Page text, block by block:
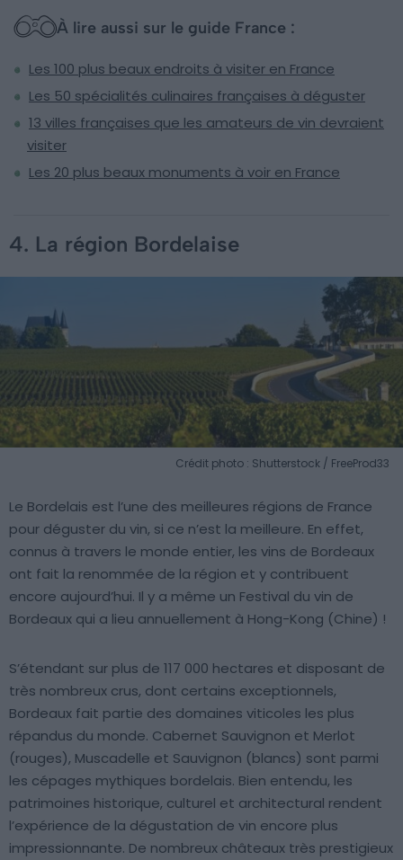
À lire aussi sur le guide France :
Les 100 plus beaux endroits à visiter en France
Les 50 spécialités culinaires françaises à déguster
13 villes françaises que les amateurs de vin devraient
visiter
Les 20 plus beaux monuments à voir en France
4. La région Bordelaise
Crédit photo : Shutterstock / FreeProd33
Le Bordelais est l’une des meilleures régions de France
pour déguster du vin, si ce n’est la meilleure. En effet,
connus à travers le monde entier, les vins de Bordeaux
ont fait la renommée de la région et y contribuent
encore aujourd’hui. Il y a même un Festival du vin de
Bordeaux qui a lieu annuellement à Hong-Kong (Chine) !
S’étendant sur plus de 117 000 hectares et disposant de
très nombreux crus, dont certains exceptionnels,
Bordeaux fait partie des domaines viticoles les plus
répandus du monde. Cabernet Sauvignon et Merlot
(rouges), Muscadelle et Sauvignon (blancs) sont parmi
les cépages mythiques bordelais. Bien entendu, les
patrimoines historique, culturel et architectural rendent
l’expérience de la dégustation de vin encore plus
impressionnante. De nombreux châteaux très prestigieux